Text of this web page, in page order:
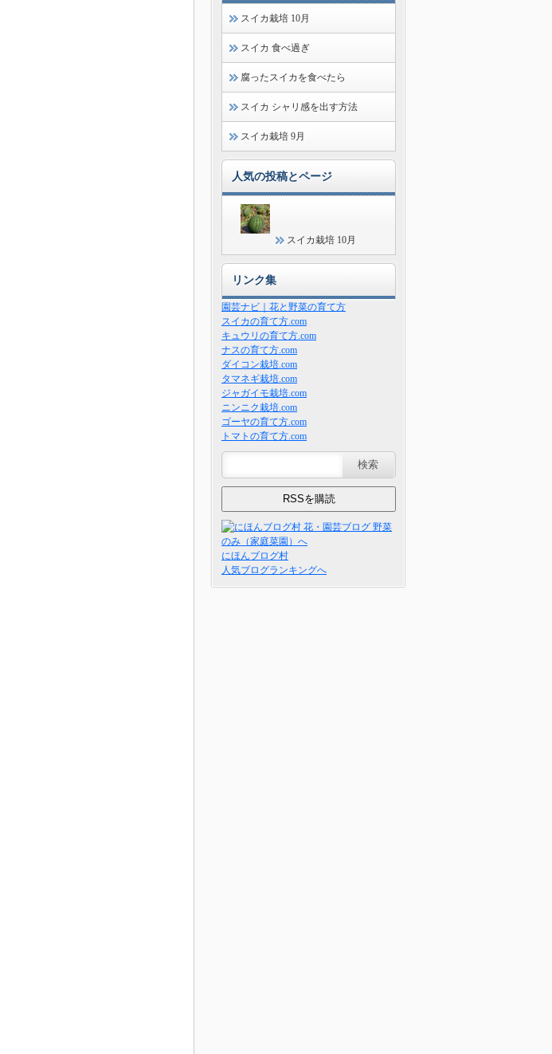
スイカ栽培 10月
スイカ 食べ過ぎ
腐ったスイカを食べたら
スイカ シャリ感を出す方法
スイカ栽培 9月
人気の投稿とページ
スイカ栽培 10月
リンク集
園芸ナビ｜花と野菜の育て方
スイカの育て方.com
キュウリの育て方.com
ナスの育て方.com
ダイコン栽培.com
タマネギ栽培.com
ジャガイモ栽培.com
ニンニク栽培.com
ゴーヤの育て方.com
トマトの育て方.com
にほんブログ村
人気ブログランキングへ